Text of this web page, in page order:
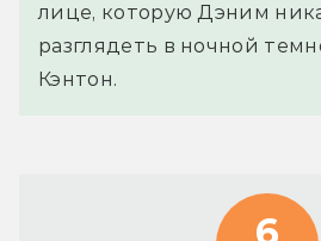
лице, которую Дэним
разглядеть в ночной
Кэнтон.
6